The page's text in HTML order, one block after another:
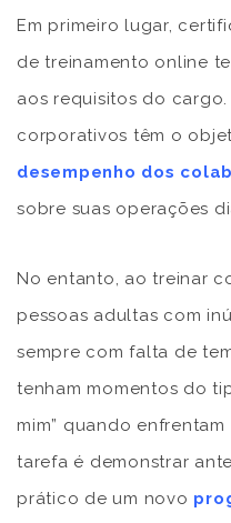
Em primeiro lugar,
de treinamento online
aos requisitos do
corporativos têm o
desempenho dos
sobre suas operações
No entanto, ao treinar
pessoas adultas com
sempre com falta de
tenham momentos do
mim” quando
tarefa é demonstrar
prático de um novo